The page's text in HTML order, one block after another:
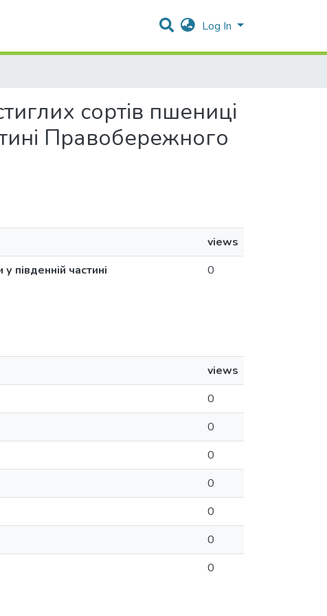
Log In
сортів пшениці
Правобережного
views
південній частині
0
views
0
0
0
0
0
0
0